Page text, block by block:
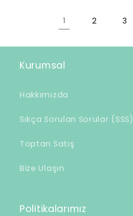
1 2 3
Kurumsal
Hakkımızda
Sıkça Sorulan Sorular (SSS)
Toptan Satış
Bize Ulaşın
Politikalarımız